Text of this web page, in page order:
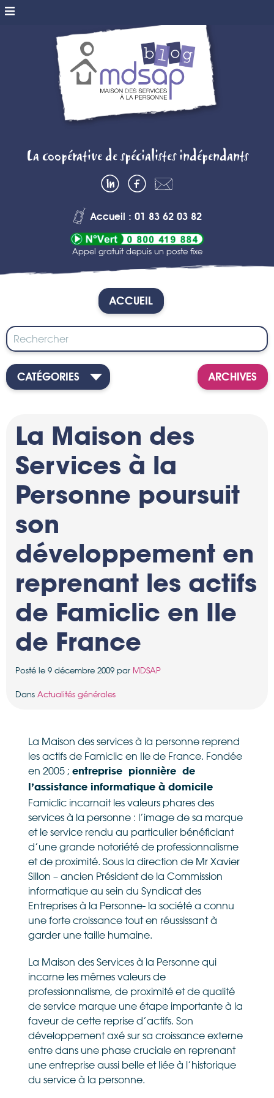
MDSAP BLOG
– MAISON DES
SERVICES A
LA PERSONNE
La coopérative de spécialistes indépendants
nous
Accueil : 01 83 62 03 82
Appel gratuit depuis un poste fixe
ACCUEIL
CATÉGORIES ARCHIVES
La Maison des
Services à la
Personne poursuit
son
développement en
reprenant les actifs
de Famiclic en Ile
de France
Posté le 9 décembre 2009 par MDSAP
Dans Actualités générales
La Maison des services à la personne reprend
les actifs de Famiclic en Ile de France. Fondée
en 2005 ; entreprise pionnière de
l’assistance informatique à domicile
Famiclic incarnait les valeurs phares des
services à la personne : l’image de sa marque
et le service rendu au particulier bénéficiant
d’une grande notoriété de professionnalisme
et de proximité. Sous la direction de Mr Xavier
Sillon – ancien Président de la Commission
informatique au sein du Syndicat des
Entreprises à la Personne- la société a connu
une forte croissance tout en réussissant à
garder une taille humaine.
La Maison des Services à la Personne qui
incarne les mêmes valeurs de
professionnalisme, de proximité et de qualité
de service marque une étape importante à la
faveur de cette reprise d’actifs. Son
développement axé sur sa croissance externe
entre dans une phase cruciale en reprenant
une entreprise aussi belle et liée à l’historique
du service à la personne.